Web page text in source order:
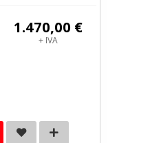
1.470,00 €
+ IVA